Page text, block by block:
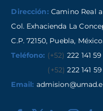
Dirección: Camino Real
Col. Exhacienda La
C.P. 72150, Puebla, México.
Teléfono: (+52) 222 141
(+52) 222 141
Email: